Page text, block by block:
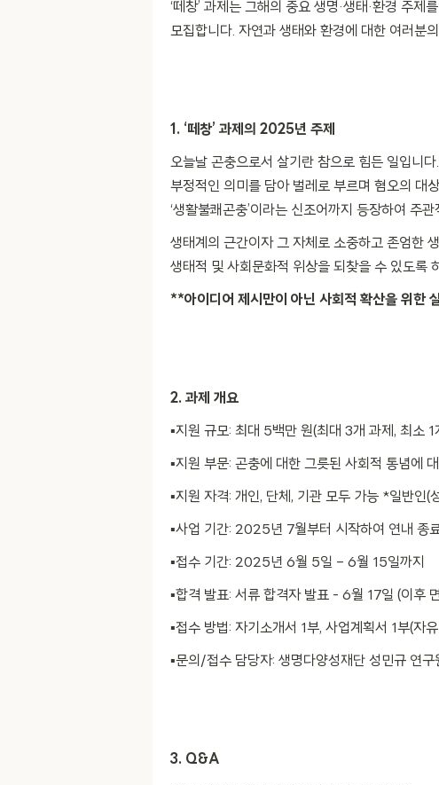
‘떼창’ 과제는 그해의 중요 생명·생태·환경 주
모집합니다. 자연과 생태와 환경에 대한 여러분
1. ‘떼창’ 과제의 2025년 주제
오늘날 곤충으로서 살기란 참으로 힘든 일입니
부정적인 의미를 담아 벌레로 부르며 혐오의 대
‘생활불쾌곤충’이라는 신조어까지 등장하여 주
생태계의 근간이자 그 자체로 소중하고 존엄한
생태적 및 사회문화적 위상을 되찾을 수 있도록
**아이디어 제시만이 아닌 사회적 확산을 위한
2. 과제 개요
▪️지원 규모: 최대 5백만 원(최대 3개 과제, 최소 1
▪️지원 부문: 곤충에 대한 그릇된 사회적 통념에
▪️지원 자격: 개인, 단체, 기관 모두 가능 *일반인(
▪️사업 기간: 2025년 7월부터 시작하여 연내 종
▪️접수 기간: 2025년 6월 5일 – 6월 15일까지
▪️합격 발표: 서류 합격자 발표 - 6월 17일 (이후
▪️접수 방법: 자기소개서 1부, 사업계획서 1부(
▪️문의/접수 담당자: 생명다양성재단 성민규
3. Q&A